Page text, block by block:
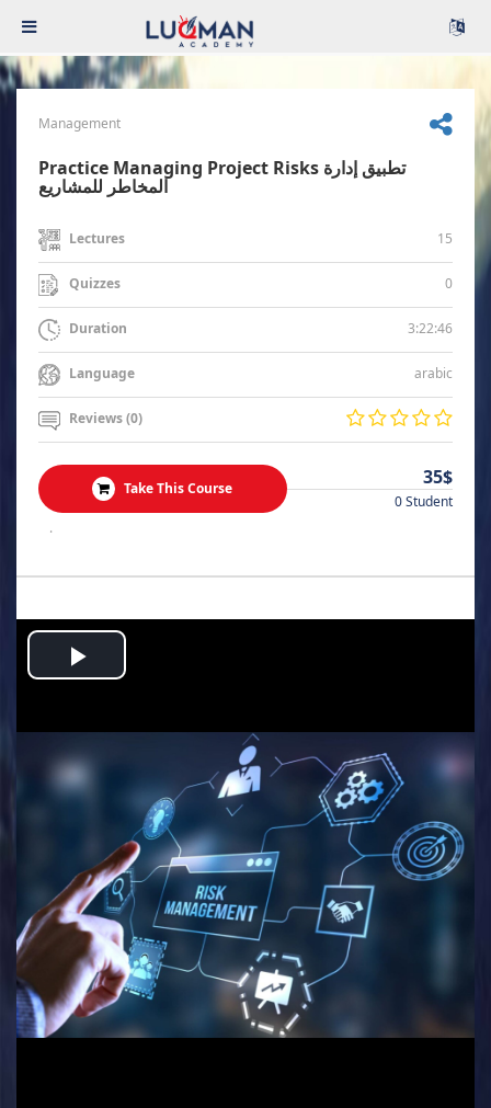
Management
Practice Managing Project Risks تطبيق إدارة
المخاطر للمشاريع
Lectures 15
Quizzes 0
Duration 3:22:46
Language arabic
Reviews (0)
Take This Course 35$
0 Student
.
Play
Video